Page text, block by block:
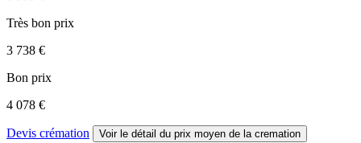
Très bon prix
3 738 €
Bon prix
4 078 €
Devis crémation Voir le détail du prix moyen de la cremation